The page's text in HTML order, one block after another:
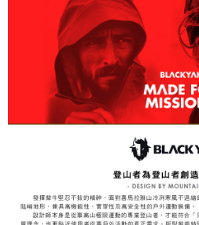
ATM／網路銀行／等多元方式進行付款，方
※ 請注意：結帳手續完成當下不需立刻繳
購買商品的店家。未經商家同意取消之訂
後付繳納相關費用。
※ 交易是否成功請以「AFTEE先享後付 」
是否繳費成功／繳費後需取消欲退款等相
客戶支援中心」https://
【注意事項】
易，需依本服務之必要範圍內提供個人資
權轉讓予恩沛科技股份有限公司。
２．關於個人資料處理事宜，請瀏覽以下
https://aftee.tw/terms/#terms3
３．未成年的使用者請事先徵得法定代理
「AFTEE先享後付」，若未經同意申辦者
萊爾富取貨付款
每筆NT$60，滿NT$799(含以上)免運
付款後萊爾富取貨
每筆NT$60，滿NT$799(含以上)免運
7-11取貨付款
每筆NT$60，滿NT$799(含以上)免運費
每筆NT$60，滿NT$799(含以上)免運
宅配